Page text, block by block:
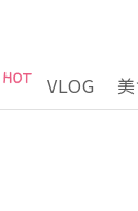
VLOG